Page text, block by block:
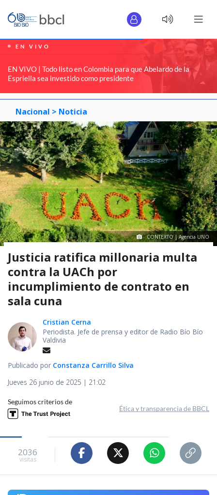
EN VIVO
EN VIVO | Todo listo en Colombia para que Abelardo de la
Espriella sea investido como presidente
Nacional > Noticia
CONTEXTO | Agencia UNO
Justicia ratifica millonaria multa
contra la UACh por
incumplimiento de contrato en
sala cuna
Cristian Cerna
Periodista. Jefe de prensa y editor de Radio Bío Bío
Valdivia
Publicado por Constanza Carrillo Silva
Jueves 26 junio de 2025 | 21:02
Seguimos criterios de
Ética y transparencia de BBCL
2036
visitas